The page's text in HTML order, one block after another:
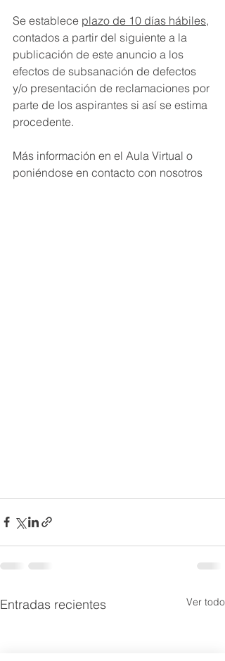
Se establece plazo de 10 días hábiles,
contados a partir del siguiente a la
publicación de este anuncio a los
efectos de subsanación de defectos
y/o presentación de reclamaciones por
parte de los aspirantes si así se estima
procedente.
Más información en el Aula Virtual o
poniéndose en contacto con nosotros
Entradas recientes Ver todo